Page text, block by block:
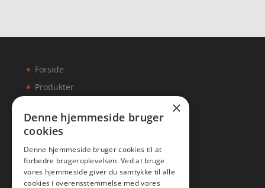
Forside
Produkter
Artikler
Malawigruppen
×
Denne hjemmeside bruger
cookies
Denne hjemmeside bruger cookies til at
forbedre brugeroplevelsen. Ved at bruge
vores hjemmeside giver du samtykke til alle
cookies i overensstemmelse med vores